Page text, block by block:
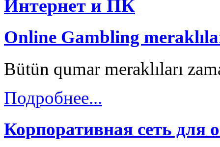
Интернет и ПК
Online Gambling
Bütün qumar meraklıları
Подробнее...
Корпоративная сеть для